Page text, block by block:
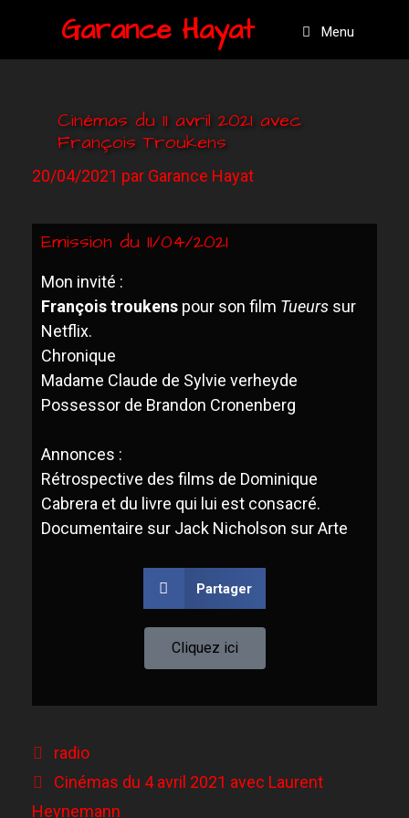
Garance Hayat Menu
Cinémas du 11 avril 2021 avec
François Troukens
20/04/2021 par Garance Hayat
Emission du 11/04/2021
Mon invité :
François troukens pour son film Tueurs sur
Netflix.
Chronique
Madame Claude de Sylvie verheyde
Possessor de Brandon Cronenberg
Annonces :
Rétrospective des films de Dominique
Cabrera et du livre qui lui est consacré.
Documentaire sur Jack Nicholson surArte
Partager
Cliquez ici
radio
Cinémas du 4 avril 2021 avec Laurent
Heynemann